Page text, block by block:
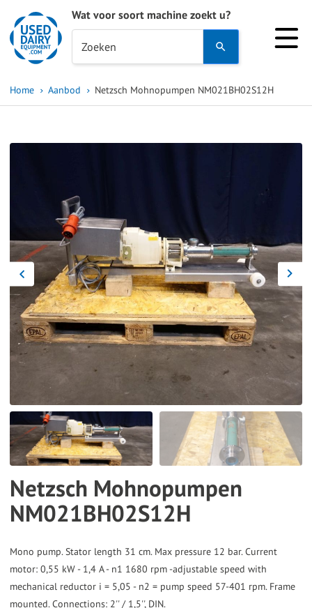
Wat voor soort machine zoekt u?
Zoeken
and
Press
enter
to
go
to
the
selected
result.
Touch
users
can
use
touch
and
swipe
gestures.
Home Aanbod Netzsch Mohnopumpen NM021BH02S12H
Netzsch Mohnopumpen
NM021BH02S12H
Mono pump. Stator length 31 cm. Max pressure 12 bar. Current
motor: 0,55 kW - 1,4 A - n1 1680 rpm -adjustable speed with
mechanical reductor i = 5,05 - n2 = pump speed 57-401 rpm. Frame